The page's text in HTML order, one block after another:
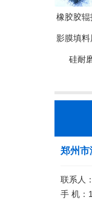
橡胶胶
影膜填
硅耐
郑州市
联系人
手 机：